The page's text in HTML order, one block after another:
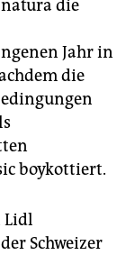
die
Jahr in
die
boykottiert.
Lidl
Schweizer